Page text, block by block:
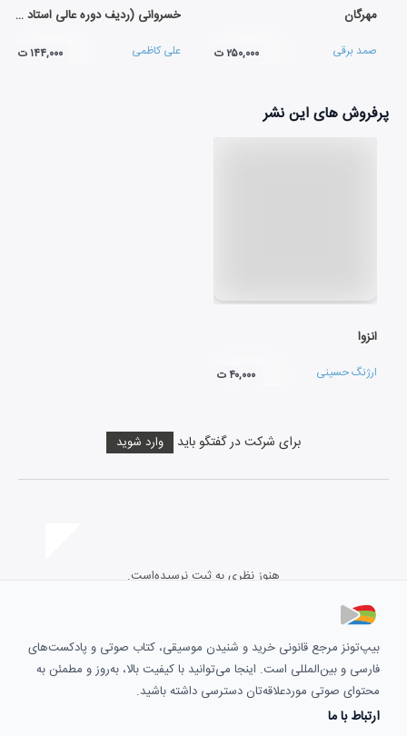
مهرگان
صمد برقی ۲۵۰,۰۰۰ ت
خسروانی (ردیف دوره عالی استاد علی اکبر خان شهنازی - افشاری)
علی کاظمی ۱۴۴,۰۰۰ ت
پرفروش های این نشر
انزوا
ارژنگ حسینی ۴۰,۰۰۰ ت
برای شرکت در گفتگو باید وارد شوید
هنوز نظری به ثبت نرسیده‌است.
بیپ‌تونز مرجع قانونی خرید و شنیدن موسیقی، کتاب صوتی و پادکست‌های
فارسی و بین‌المللی است. اینجا می‌توانید با کیفیت بالا، به‌روز و مطمئن به
محتوای صوتی موردعلاقه‌تان دسترسی داشته باشید.
ارتباط با ما